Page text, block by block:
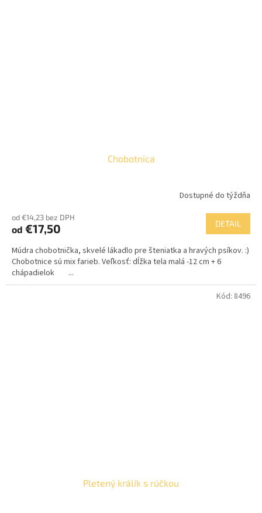
Chobotnica
Dostupné do týždňa
od €14,23 bez DPH
od €17,50 DETAIL
Múdra chobotnička, skvelé lákadlo pre šteniatka a hravých psíkov. :)
Chobotnice sú mix farieb. Veľkosť: dĺžka tela malá -12 cm + 6
chápadielok ...
Pletený králík s rúčkou
Kód: 8496